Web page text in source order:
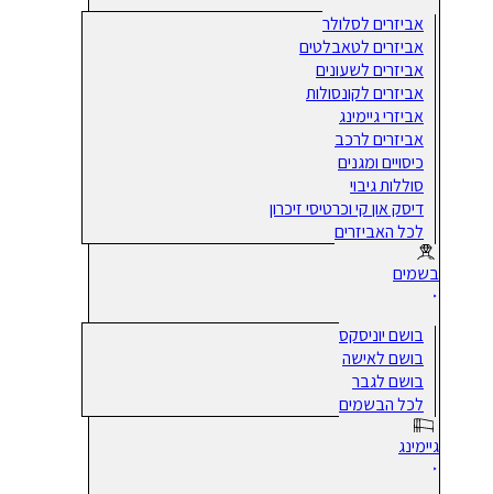
אביזרים לסלולר
אביזרים לטאבלטים
אביזרים לשעונים
אביזרים לקונסולות
אביזרי גיימינג
אביזרים לרכב
כיסויים ומגנים
סוללות גיבוי
דיסק און קי וכרטיסי זיכרון
לכל האביזרים
בשמים
בושם יוניסקס
בושם לאישה
בושם לגבר
לכל הבשמים
גיימינג